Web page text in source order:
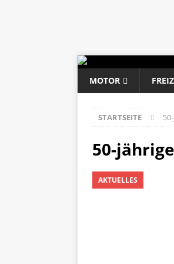
MOTOR
STARTSEITE
50-
AKTUELLES